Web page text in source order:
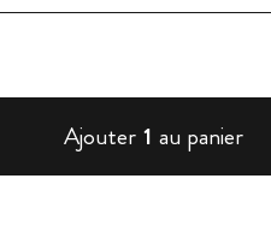
Ajouter 1 au panier